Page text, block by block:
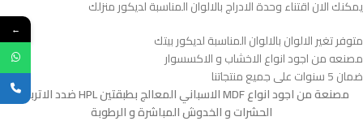
يمكنك الان اقتناء وحدة الادراج بالالوان المناسبة لديكور منزلك
متوفر تغير الالوان بالالوان المناسبة لديكور بيتك
مصنعه من اجود انواع الاخشاب و الاكسسوار
ضمان 5 سنوات على جميع منتجاتنا
مصنعة من اجود انواع MDF الاسباني المعالج بطبقتين HPL ضدد الاتربة و
الحشرات و الخدوش المباشرة و الرطوبة
←